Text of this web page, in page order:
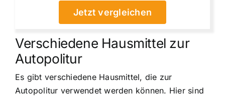
Jetzt vergleichen
Verschiedene Hausmittel zur
Autopolitur
Es gibt verschiedene Hausmittel, die zur
Autopolitur verwendet werden können. Hier sind